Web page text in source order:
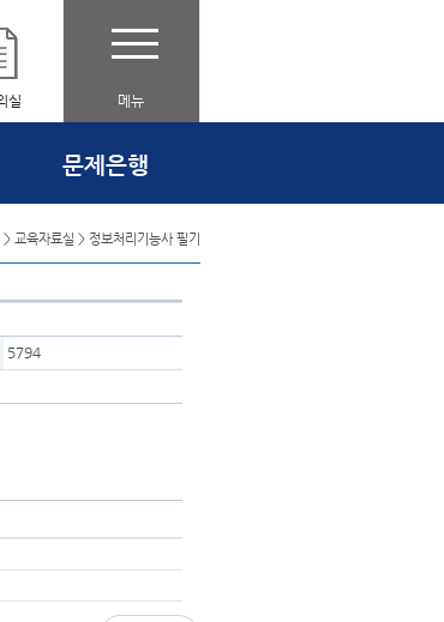
실 메뉴
문제은행
교육자료실 > 정보처리기능사 필기
5794